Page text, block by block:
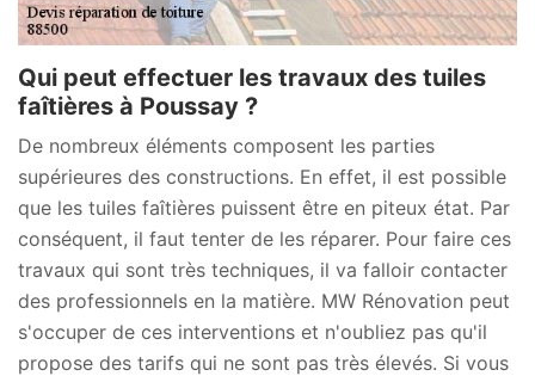
Qui peut effectuer les travaux des tuiles
faîtières à Poussay ?
De nombreux éléments composent les parties
supérieures des constructions. En effet, il est possible
que les tuiles faîtières puissent être en piteux état. Par
conséquent, il faut tenter de les réparer. Pour faire ces
travaux qui sont très techniques, il va falloir contacter
des professionnels en la matière. MW Rénovation peut
s'occuper de ces interventions et n'oubliez pas qu'il
propose des tarifs qui ne sont pas très élevés. Si vous